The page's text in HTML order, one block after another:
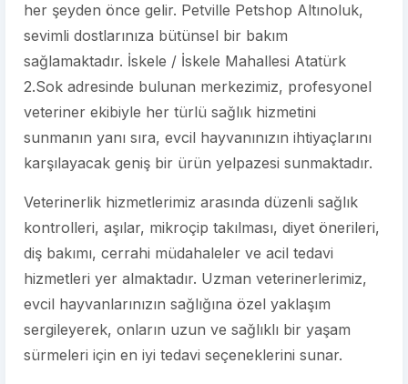
her şeyden önce gelir. Petville Petshop Altınoluk,
sevimli dostlarınıza bütünsel bir bakım
sağlamaktadır. İskele / İskele Mahallesi Atatürk
2.Sok adresinde bulunan merkezimiz, profesyonel
veteriner ekibiyle her türlü sağlık hizmetini
sunmanın yanı sıra, evcil hayvanınızın ihtiyaçlarını
karşılayacak geniş bir ürün yelpazesi sunmaktadır.
Veterinerlik hizmetlerimiz arasında düzenli sağlık
kontrolleri, aşılar, mikroçip takılması, diyet önerileri,
diş bakımı, cerrahi müdahaleler ve acil tedavi
hizmetleri yer almaktadır. Uzman veterinerlerimiz,
evcil hayvanlarınızın sağlığına özel yaklaşım
sergileyerek, onların uzun ve sağlıklı bir yaşam
sürmeleri için en iyi tedavi seçeneklerini sunar.